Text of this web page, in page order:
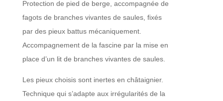
Protection de pied de berge, accompagnée de
fagots de branches vivantes de saules, fixés
par des pieux battus mécaniquement.
Accompagnement de la fascine par la mise en
place d’un lit de branches vivantes de saules.
Les pieux choisis sont inertes en châtaignier.
Technique qui s’adapte aux irrégularités de la